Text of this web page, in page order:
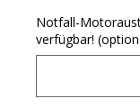
Notfall-
verfügbar!